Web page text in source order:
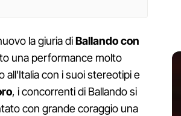
la giuria diBallando con
una performance molto
all'Italia con i suoi stereotipi e
, i concorrenti di Ballando si
con grande coraggio una